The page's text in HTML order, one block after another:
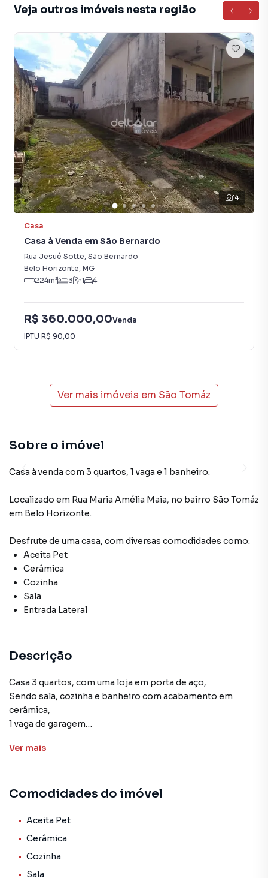
Veja outros imóveis nesta região
14
Casa
Casa à Venda em São Bernardo
Rua Jesué Sotte, São Bernardo
Belo Horizonte, MG
224m² 3 1 4
R$ 360.000,00Venda
IPTU R$ 90,00
Ver mais imóveis em São Tomáz
Sobre o imóvel
Casa à venda com 3 quartos, 1 vaga e 1 banheiro.
Localizado em Rua Maria Amélia Maia, no bairro São Tomáz
em Belo Horizonte.
Desfrute de uma casa, com diversas comodidades como:
Aceita Pet
Cerâmica
Cozinha
Sala
Entrada Lateral
Descrição
Casa 3 quartos, com uma loja em porta de aço,
Sendo sala, cozinha e banheiro com acabamento em
cerâmica,
1 vaga de garagem
quintal bem amplo,
Machado, avenida Portugal , avenida Dom Pedro I ,ao
Centro comercial do bairro São Bernardo, ao Centro
Saúde, etc.
Ver mais
Comodidades do imóvel
Aceita Pet
Cerâmica
Cozinha
Sala